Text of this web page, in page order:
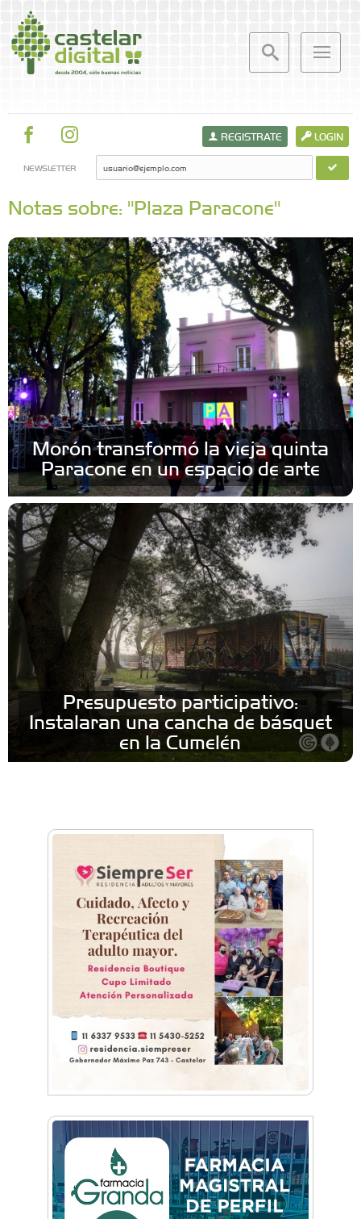
LOGIN
REGISTRATE
NEWSLETTER
Notas sobre: "Plaza Paracone"
Morón transformó la vieja quinta
Paracone en un espacio de arte
Presupuesto participativo:
Instalaran una cancha de básquet
en la Cumelén